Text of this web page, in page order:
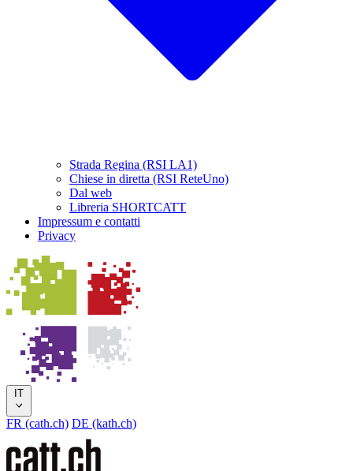
Strada Regina (RSI LA1)
Chiese in diretta (RSI ReteUno)
Dal web
Libreria SHORTCATT
Impressum e contatti
Privacy
IT
FR (cath.ch) DE (kath.ch)